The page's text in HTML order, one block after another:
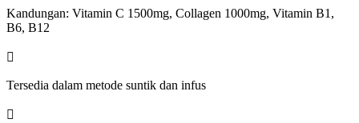
Kandungan: Vitamin C 1500mg, Collagen 1000mg, Vitamin B1,
B6, B12

Tersedia dalam metode suntik dan infus
